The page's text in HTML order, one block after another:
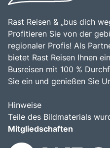
Rast Reisen & „bus dich
Profitieren Sie von der
regionaler Profis! Als
bietet Rast Reisen Ihnen
Busreisen mit 100 %
Sie ein und genießen Sie
Hinweise
Teile des Bildmaterials
Mitgliedschaften